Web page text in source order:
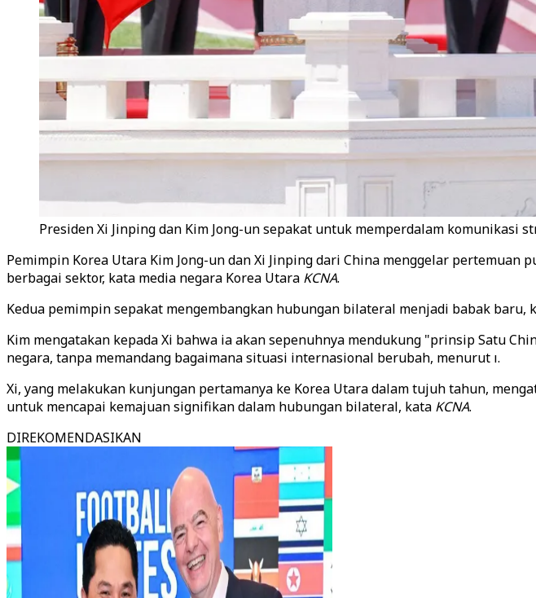
Presiden Xi Jinping dan Kim Jong-un sepakat untuk memperdalam
Pemimpin Korea Utara Kim Jong-un dan Xi Jinping dari China menggelar
berbagai sektor, kata media negara Korea Utara KCNA.
Kedua pemimpin sepakat mengembangkan hubungan bilateral menjadi babak baru,
Kim mengatakan kepada Xi bahwa ia akan sepenuhnya mendukung "prinsip Satu
negara, tanpa memandang bagaimana situasi internasional berubah, menurut ı.
Xi, yang melakukan kunjungan pertamanya ke Korea Utara dalam tujuh tahun,
untuk mencapai kemajuan signifikan dalam hubungan bilateral, kata KCNA.
DIREKOMENDASIKAN